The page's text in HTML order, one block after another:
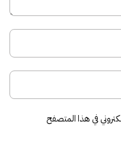
في هذا المتصفح